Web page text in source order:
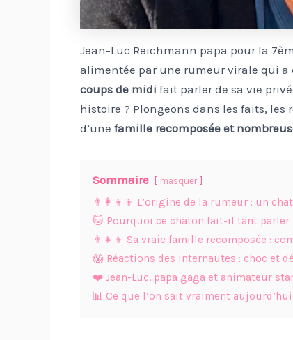
Jean-Luc Reichmann papa pour la
alimentée par une rumeur virale qui a
coups de midi fait parler de sa vie
histoire ? Plongeons dans les faits, les
d’une famille recomposée et
Sommaire masquer
👨‍👩‍👧‍👦 L’origine de la rumeur : un
🐱 Pourquoi ce chaton fait-il tant parler
👨‍👧‍👦 Sa vraie famille recomposée :
😱 Réactions des internautes : choc et
❤️ Jean-Luc, papa gaga et animateur
📊 Ce que l’on sait vraiment aujourd’hui